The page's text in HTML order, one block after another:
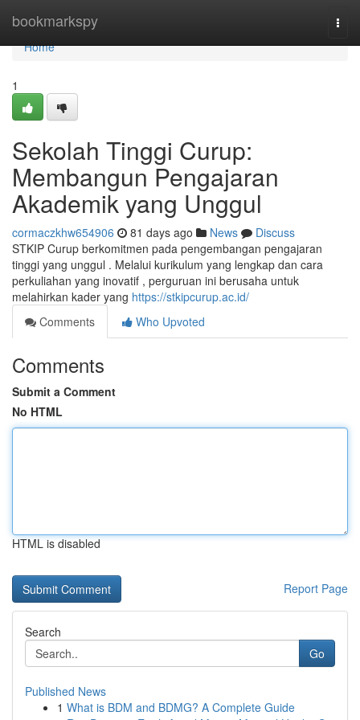
bookmarkspy
Home
Home
1
Sekolah Tinggi Curup:
Membangun Pengajaran
Akademik yang Unggul
cormaczkhw654906 81 days ago News
Discuss
STKIP Curup berkomitmen pada pengembangan pengajaran
tinggi yang unggul . Melalui kurikulum yang lengkap dan cara
perkuliahan yang inovatif , perguruan ini berusaha untuk
melahirkan kader yang https://stkipcurup.ac.id/
Comments
Who Upvoted
Comments
Submit a Comment
No HTML
HTML is disabled
Report Page
Search
Go
Published News
1 What is BDM and BDMG? A Complete Guide